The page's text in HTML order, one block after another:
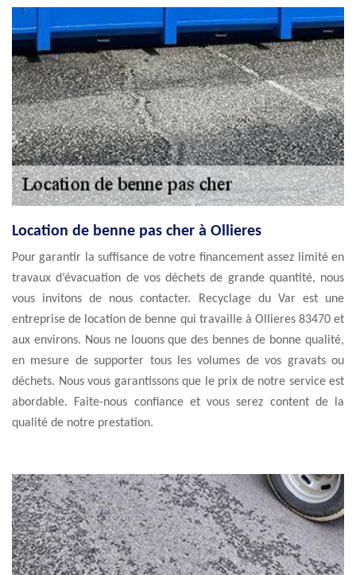
Location de benne pas cher à Ollieres
Pour garantir la suffisance de votre financement assez limité en
travaux d’évacuation de vos déchets de grande quantité, nous
vous invitons de nous contacter. Recyclage du Var est une
entreprise de location de benne qui travaille à Ollieres 83470 et
aux environs. Nous ne louons que des bennes de bonne qualité,
en mesure de supporter tous les volumes de vos gravats ou
déchets. Nous vous garantissons que le prix de notre service est
abordable. Faite-nous confiance et vous serez content de la
qualité de notre prestation.